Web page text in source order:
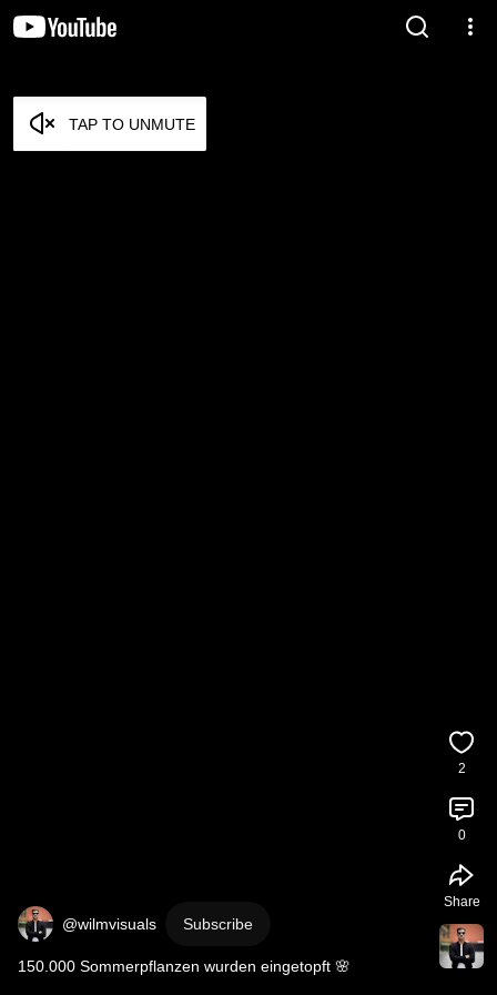
TAP TO UNMUTE
@wilmvisuals Subscribe
150.000 Sommerpflanzen wurden eingetopft 🌸
2
0
Share